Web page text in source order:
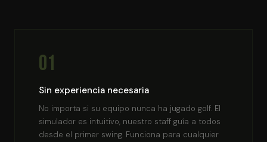
01
Sin experiencia necesaria
No importa si su equipo nunca ha jugado golf. El
simulador es intuitivo, nuestro staff guía a todos
desde el primer swing. Funciona para cualquier